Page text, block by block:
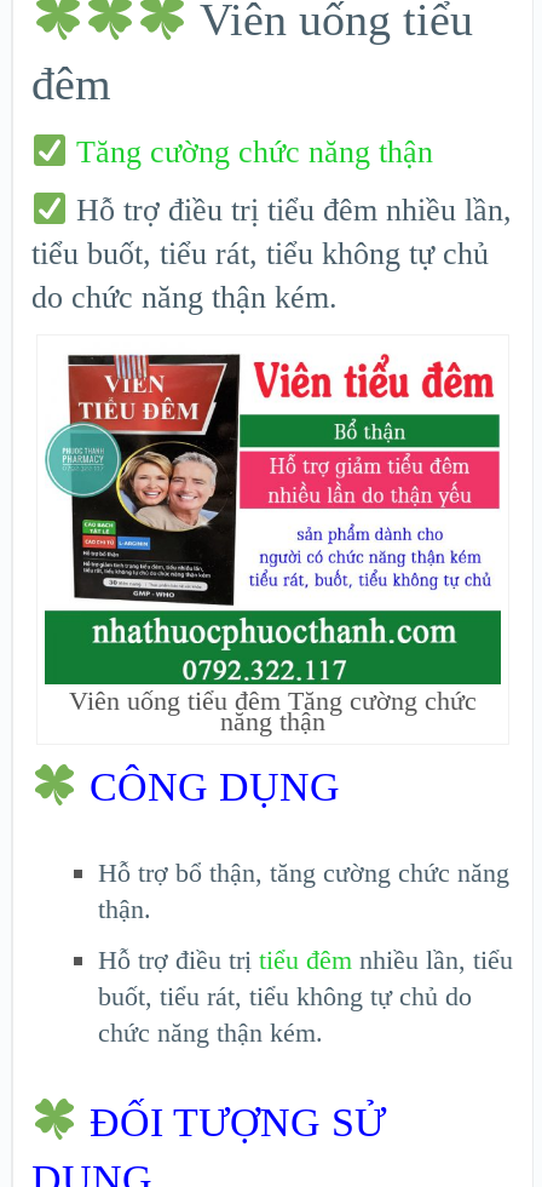
Viên uống tiểu
đêm
Tăng cường chức năng thận
Hỗ trợ điều trị tiểu đêm nhiều lần,
tiểu buốt, tiểu rát, tiểu không tự chủ
do chức năng thận kém.
Viên uống tiểu đêm Tăng cường chức
năng thận
CÔNG DỤNG
Hỗ trợ bổ thận, tăng cường chức năng
thận.
Hỗ trợ điều trị tiểu đêm nhiều lần, tiểu
buốt, tiểu rát, tiểu không tự chủ do
chức năng thận kém.
ĐỐI TƯỢNG SỬ